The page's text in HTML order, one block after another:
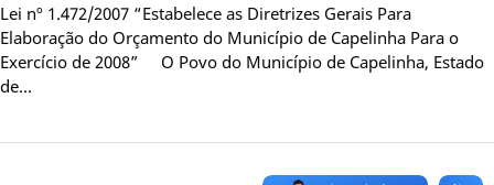
Lei nº 1.472/2007 “Estabelece as Diretrizes Gerais Para
Elaboração do Orçamento do Município de Capelinha Para o
Exercício de 2008” O Povo do Município de Capelinha, Estado
de…